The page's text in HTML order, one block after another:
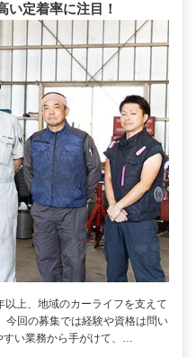
い定着率に注目！
以上、地域のカーライフを支えて
今回の募集では経験や資格は問い
すい業務から手がけて、…